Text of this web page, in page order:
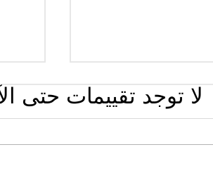
لا توجد تقييمات حتى